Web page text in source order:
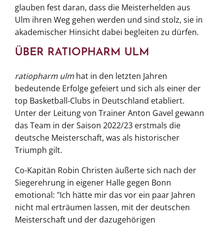
glauben fest daran, dass die Meisterhelden aus
Ulm ihren Weg gehen werden und sind stolz, sie in
akademischer Hinsicht dabei begleiten zu dürfen.
ÜBER RATIOPHARM ULM
ratiopharm ulm hat in den letzten Jahren
bedeutende Erfolge gefeiert und sich als einer der
top Basketball-Clubs in Deutschland etabliert.
Unter der Leitung von Trainer Anton Gavel gewann
das Team in der Saison 2022/23 erstmals die
deutsche Meisterschaft, was als historischer
Triumph gilt.
Co-Kapitän Robin Christen äußerte sich nach der
Siegerehrung in eigener Halle gegen Bonn
emotional: "Ich hätte mir das vor ein paar Jahren
nicht mal erträumen lassen, mit der deutschen
Meisterschaft und der dazugehörigen